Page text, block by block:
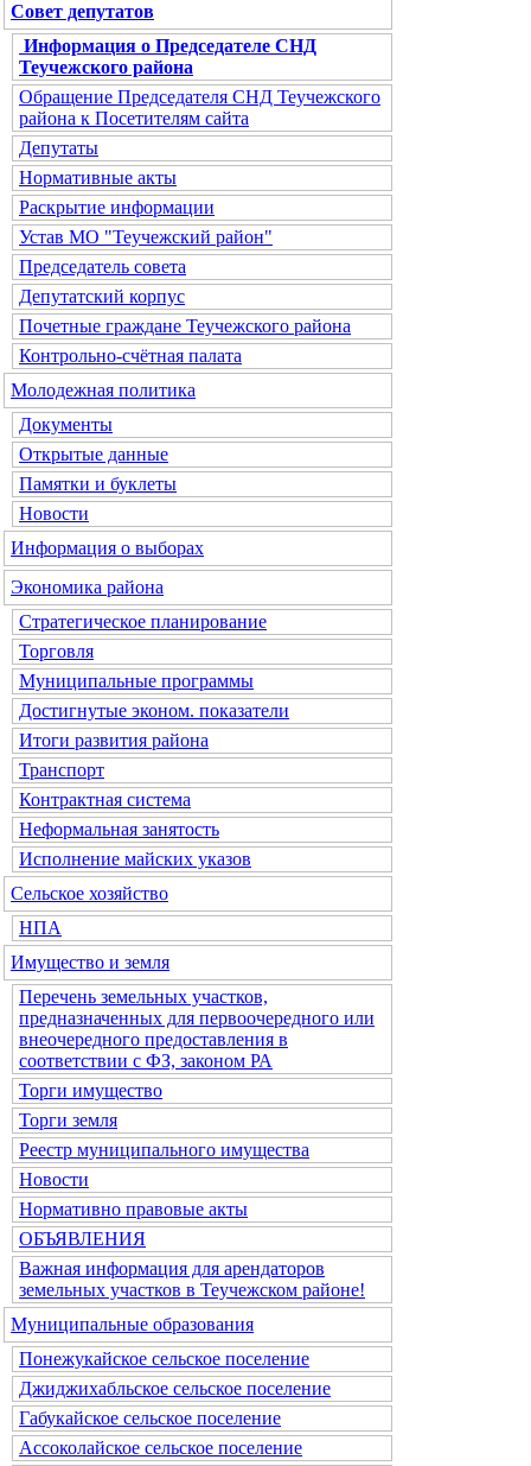
Совет депутатов
Информация о Председателе СНД
Теучежского района
Обращение Председателя СНД Теучежского
района к Посетителям сайта
Депутаты
Нормативные акты
Раскрытие информации
Устав МО "Теучежский район"
Председатель совета
Депутатский корпус
Почетные граждане Теучежского района
Контрольно-счётная палата
Молодежная политика
Документы
Открытые данные
Памятки и буклеты
Новости
Информация о выборах
Экономика района
Стратегическое планирование
Торговля
Муниципальные программы
Достигнутые эконом. показатели
Итоги развития района
Транспорт
Контрактная система
Неформальная занятость
Исполнение майских указов
Сельское хозяйство
НПА
Имущество и земля
Перечень земельных участков,
предназначенных для первоочередного или
внеочередного предоставления в
соответствии с ФЗ, законом РА
Торги имущество
Торги земля
Реестр муниципального имущества
Новости
Нормативно правовые акты
ОБЪЯВЛЕНИЯ
Важная информация для арендаторов
земельных участков в Теучежском районе!
Муниципальные образования
Понежукайское сельское поселение
Джиджихабльское сельское поселение
Габукайское сельское поселение
Ассоколайское сельское поселение